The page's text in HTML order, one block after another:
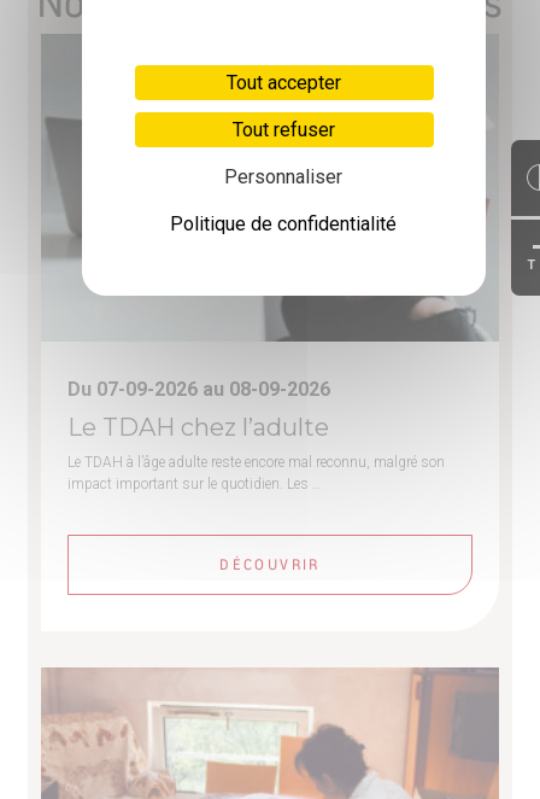
Tout accepter
Tout refuser
Personnaliser
Politique de confidentialité
T
Du 07-09-2026 au 08-09-2026
Le TDAH chez l’adulte
Le TDAH à l’âge adulte reste encore mal reconnu, malgré son
impact important sur le quotidien. Les …
DÉCOUVRIR